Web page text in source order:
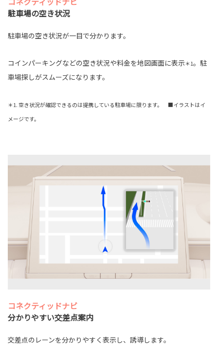
駐車場の空き状況
駐車場の空き状況が一目で分かります。
コインパーキングなどの空き状況や料金を地図画面に表示＊1。駐
車場探しがスムーズになります。
＊1. 空き状況が確認できるのは提携している駐車場に限ります。 ■イラストはイ
メージです。
コネクティッドナビ
分かりやすい交差点案内
交差点のレーンを分かりやすく表示し、誘導します。